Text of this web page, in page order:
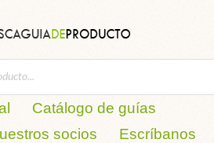
Catálogo de guías
socios Escríbanos